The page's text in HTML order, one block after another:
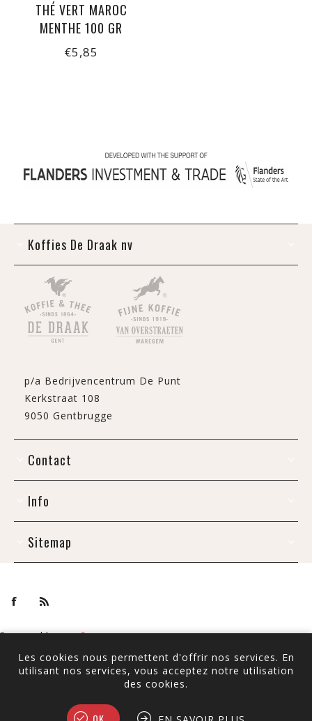
THÉ VERT MAROC
MENTHE 100 GR
€5,85
Koffies De Draak nv
p/a Bedrijvencentrum De Punt
Kerkstraat 108
9050 Gentbrugge
Contact
Info
Sitemap
Powered bynopCommerce
Copyright © 2026 De Draak. Tous droits réservés.
Tous les prix sont TTC à l'exception del'expédition
Les cookies nous permettent d'offrir nos services. En
utilisant nos services, vous acceptez notre utilisation
des cookies.